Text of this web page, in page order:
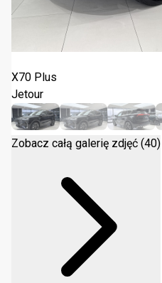
Jetour X70 Plus 1.5T DCT 2026
X70 Plus
Jetour
Zobacz całą galerię zdjęć (40)